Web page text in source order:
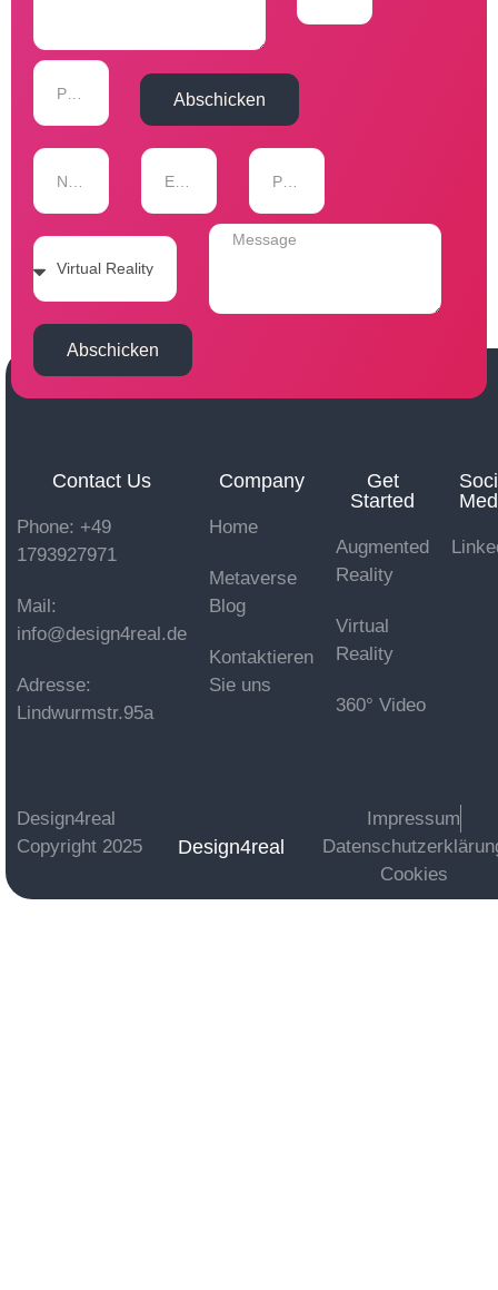
Abschicken
Abschicken
Contact Us
Phone: +49
1793927971
Mail:
info@design4real.de
Adresse:
Lindwurmstr.95a
Company
Home
Metaverse
Blog
Kontaktieren
Sie uns
Get
Started
Augmented
Reality
Virtual
Reality
360° Video
Design4real
Copyright 2025
Design4real
Impressum
Cookies